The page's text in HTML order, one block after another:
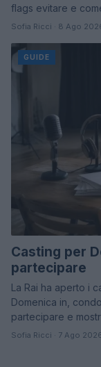
flags evitare e
Sofia Ricci · 8 Ago
GUIDE
Casting per
partecipare
La Rai ha aperto i
Domenica in,
partecipare e
Sofia Ricci · 7 Ago